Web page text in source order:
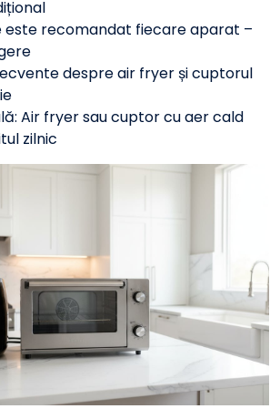
este recomandat fiecare aparat –
despre air fryer și cuptorul
Air fryer sau cuptor cu aer cald
zilnic